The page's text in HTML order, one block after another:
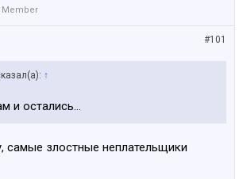
Member
#101
↑
и остались...
самые злостные неплательщики